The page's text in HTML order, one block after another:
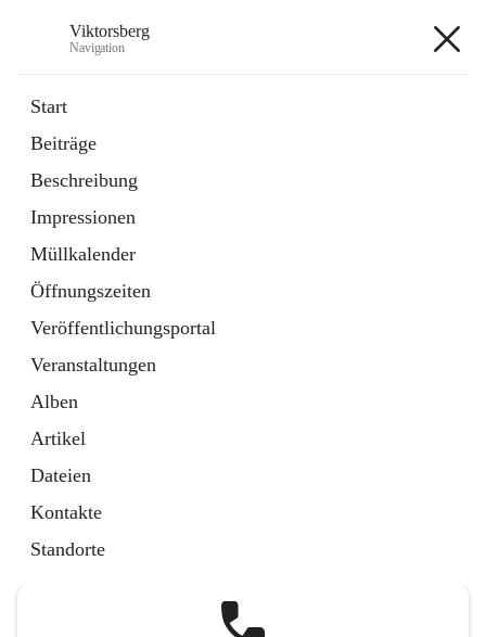
Viktorsberg
Navigation
Start
Beiträge
Beschreibung
Impressionen
Müllkalender
Öffnungszeiten
Veröffentlichungsportal
Veranstaltungen
Alben
Artikel
Dateien
Kontakte
Standorte
1 Schnellzugriff
Bürgerservice
10 Schnellzugriffe